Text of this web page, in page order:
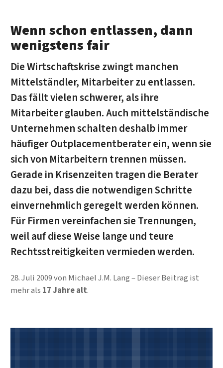
Wenn schon entlassen, dann
wenigstens fair
Die Wirtschaftskrise zwingt manchen
Mittelständler, Mitarbeiter zu entlassen.
Das fällt vielen schwerer, als ihre
Mitarbeiter glauben. Auch mittelständische
Unternehmen schalten deshalb immer
häufiger Outplacementberater ein, wenn sie
sich von Mitarbeitern trennen müssen.
Gerade in Krisenzeiten tragen die Berater
dazu bei, dass die notwendigen Schritte
einvernehmlich geregelt werden können.
Für Firmen vereinfachen sie Trennungen,
weil auf diese Weise lange und teure
Rechtsstreitigkeiten vermieden werden.
28. Juli 2009von Michael J.M. Lang
Dieser Beitrag ist
mehr als 17 Jahre alt.